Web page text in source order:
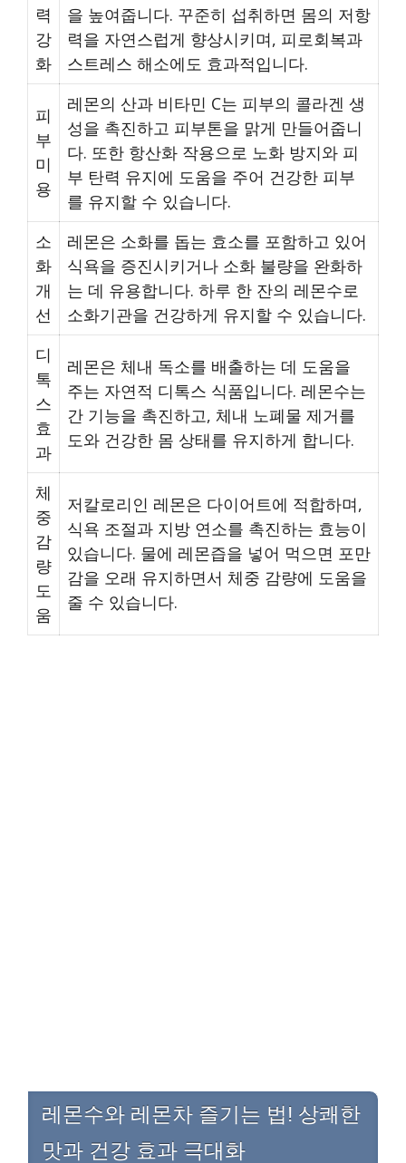
력
강
화
을 높여줍니다. 꾸준히 섭취하면 몸의 저항
력을 자연스럽게 향상시키며, 피로회복과
스트레스 해소에도 효과적입니다.
피
부
미
용
레몬의 산과 비타민 C는 피부의 콜라겐 생
성을 촉진하고 피부톤을 맑게 만들어줍니
다. 또한 항산화 작용으로 노화 방지와 피
부 탄력 유지에 도움을 주어 건강한 피부
를 유지할 수 있습니다.
소
화
개
선
레몬은 소화를 돕는 효소를 포함하고 있어
식욕을 증진시키거나 소화 불량을 완화하
는 데 유용합니다. 하루 한 잔의 레몬수로
소화기관을 건강하게 유지할 수 있습니다.
디
톡
스
효
과
레몬은 체내 독소를 배출하는 데 도움을
주는 자연적 디톡스 식품입니다. 레몬수는
간 기능을 촉진하고, 체내 노폐물 제거를
도와 건강한 몸 상태를 유지하게 합니다.
체
중
감
량
도
움
저칼로리인 레몬은 다이어트에 적합하며,
식욕 조절과 지방 연소를 촉진하는 효능이
있습니다. 물에 레몬즙을 넣어 먹으면 포만
감을 오래 유지하면서 체중 감량에 도움을
줄 수 있습니다.
레몬수와 레몬차 즐기는 법! 상쾌한
맛과 건강 효과 극대화